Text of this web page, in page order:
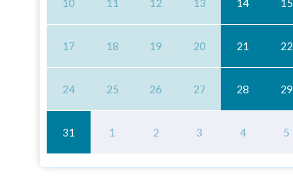
10 11 12 13 14 15
17 18 19 20 21 22
24 25 26 27 28 29
31 1 2 3 4 5